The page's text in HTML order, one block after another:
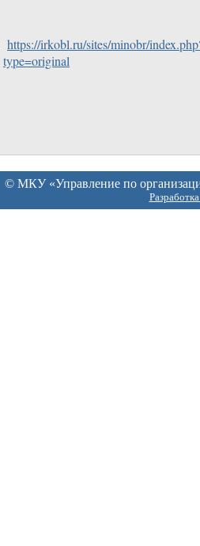
https://irkobl.ru/sites/minobr/
type=original
© МКУ «Управление по